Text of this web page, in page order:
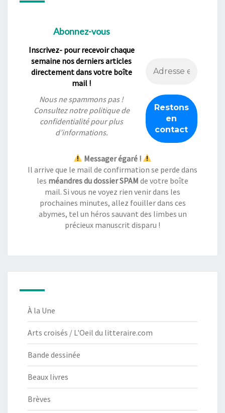
Abonnez-vous
Inscrivez- pour recevoir chaque
semaine nos derniers articles
directement dans votre boîte
mail !
Nous ne spammons pas !
Consultez notrepolitique de
confidentialitépour plus
d’informations.
Messager égaré !
Il arrive que le mail de confirmation se perde dans
les méandres du dossier SPAM de votre boîte
mail. Si vous ne voyez rien venir dans les
prochaines minutes, allez fouiller dans ces
abymes, tel un héros sauvant des limbes un
précieux manuscrit disparu !
À la Une
Arts croisés / L'Oeil du litteraire.com
Bande dessinée
Beaux livres
Brèves